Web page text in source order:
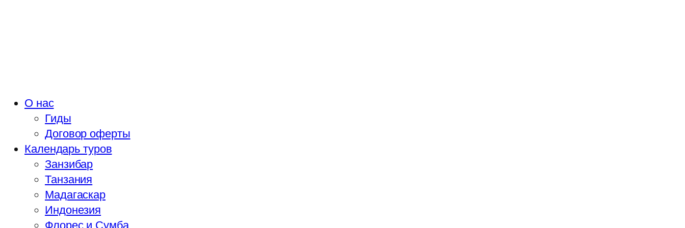
О нас
Гиды
Договор оферты
Календарь туров
Занзибар
Танзания
Мадагаскар
Индонезия
Флорес и Сумба